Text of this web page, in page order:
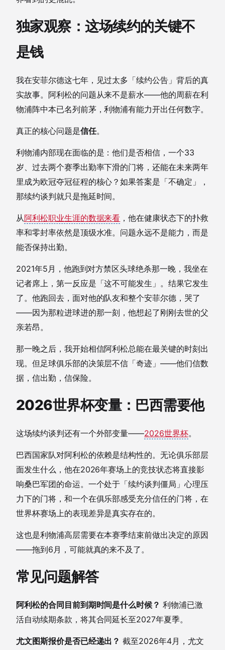
独家观察：这场续约的关键不
是钱
我在安菲尔德这七年，见过太多「续约公告」背后的真
实故事。阿利松的问题从来不是薪水——他的周薪在利
物浦阵中本已名列前茅，利物浦有能力开出任何数字。
真正的核心问题是信任。
利物浦内部现在面临的是：他们是否相信，一个33
岁、过去两个赛季出勤率下滑的门将，还能在未来两年
里成为欧冠夺冠征程的核心？如果答案是「不确定」，
那续约谈判就只是拖延时间。
从阿利松职业生涯的数据来看 ，他在健康状态下的扑救
率和零封率依然是顶级水准。问题永远不是能力，而是
能否保持出勤。
2021年5月，他跑到对方禁区头球绝杀那一晚，我坐在
记者席上，第一反应是「这不可能发生」。结果它发生
了。他跑回去，面对他的队友和整个安菲尔德，哭了
——因为那粒进球进的那一刻，他想起了刚刚去世的父
亲若昂。
那一晚之后，我开始相信阿利松总能在最关键的时刻出
现。但足球俱乐部的决策层不信「奇迹」——他们信数
据，信出勤，信保险。
2026世界杯变量：巴西需要他
这场续约谈判还有一个外部变量——2026世界杯。
巴西国家队对阿利松的依赖是结构性的。无论俱乐部层
面发生什么，他在2026年赛场上的竞技状态将直接影
响桑巴军团的命运。一个处于「续约谈判僵局」心理压
力下的门将，和一个在俱乐部感受充分信任的门将，在
世界杯赛场上的表现差异是真实存在的。
这也是利物浦高层需要在本赛季结束前做出决定的原因
——拖到6月，可能就真的来不及了。
常见问题解答
阿利松的合同目前到期时间是什么时候？ 利物浦已激
活自动续期条款，将其合同延长至2027年夏季。
尤文图斯报价是否已经递出？ 截至2026年4月，尤文